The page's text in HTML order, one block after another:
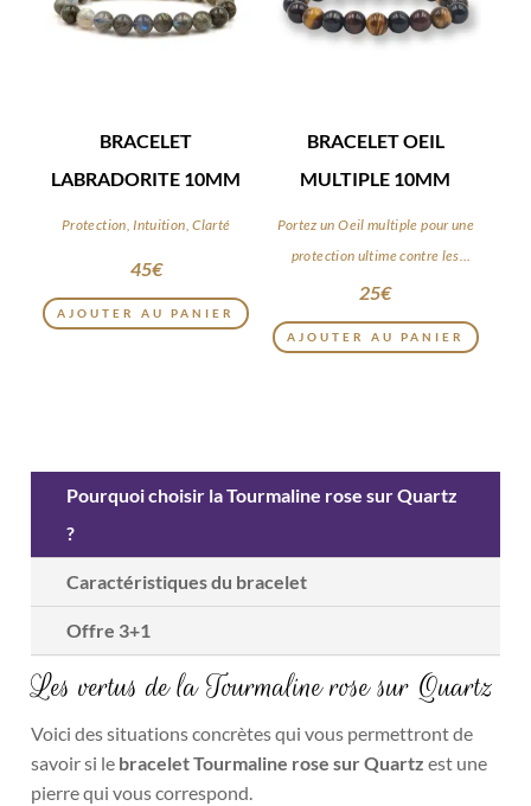
BRACELET
LABRADORITE 10MM
Protection, Intuition, Clarté
45€
AJOUTER AU PANIER
BRACELET OEIL
MULTIPLE 10MM
Portez un Oeil multiple pour une
protection ultime contre les
énergies négatives
25€
AJOUTER AU PANIER
Pourquoi choisir la Tourmaline rose sur Quartz
?
Caractéristiques du bracelet
Offre 3+1
Les vertus de la Tourmaline rose sur Quartz
Voici des situations concrètes qui vous permettront de
savoir si le bracelet Tourmaline rose sur Quartzest une
pierre qui vous correspond.